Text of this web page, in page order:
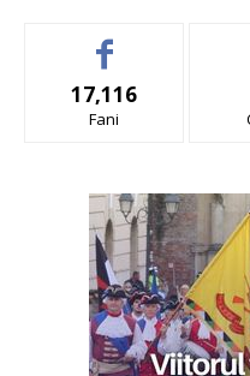
17,116
Fani